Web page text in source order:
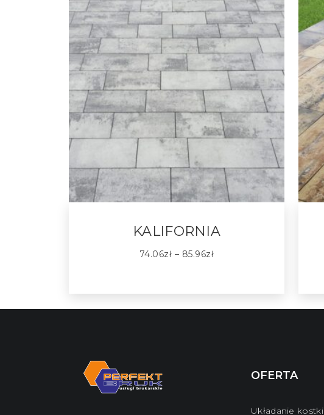
KALIFORNIA
74.06zł – 85.96zł
OFERTA
Układanie kostki